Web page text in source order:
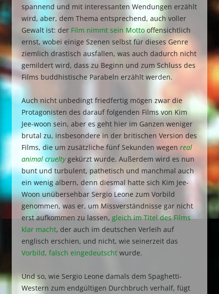
spannend und mit interessanten Wendungen erzählt
wird, aber, dem Thema entsprechend, auch voller
Gewalt ist: der Film nimmt sein Mottooffensichtlich
ernst, wobei einige Szenen selbst für dieses Genre
ziemlich drastisch ausfallen, was auch dadurch nicht
gemildert wird, dass zu Beginn und zum Schluss des
Films buddhistische Parabeln erzählt werden.
Auch nicht unbedingt friedfertig mögen zwar die
Protagonisten des darauf folgenden Films von Kim
Jee-woon sein, aber es geht hier im Ganzen weniger
brutal zu, insbesondere in der britischen Version des
Films, die um zusätzliche fünf Sekunden wegen real
animal crueltygekürzt wurde. Außerdem wird es nun
bunt und turbulent, pathetisch und manchmal auch
ein wenig albern, denn diesmal hatte sich Kim Jee-
Woon unübersehbar Sergio Leone zum Vorbild
genommen, was er, um Missverständnisse gar nicht
erst aufkommen zu lassen, gleich im Titel des Films
klar macht, der auch im deutschen Verleih auf
englisch erschien, und nicht, wie seinerzeit das
Vorbild, falsch eingedeutscht wurde.
Und so, wie Sergio Leone damals dem Spaghetti-
Western zum endgültigen Durchbruch verhalf, fügt